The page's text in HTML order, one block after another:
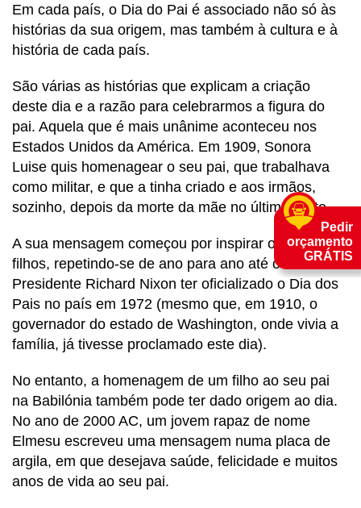
Em cada país, o Dia do Pai é associado não só às
histórias da sua origem, mas também à cultura e à
história de cada país.
São várias as histórias que explicam a criação
deste dia e a razão para celebrarmos a figura do
pai. Aquela que é mais unânime aconteceu nos
Estados Unidos da América. Em 1909, Sonora
Luise quis homenagear o seu pai, que trabalhava
como militar, e que a tinha criado e aos irmãos,
sozinho, depois da morte da mãe no último parto.
A sua mensagem começou por inspirar outros
filhos, repetindo-se de ano para ano até o
Presidente Richard Nixon ter oficializado o Dia dos
Pais no país em 1972 (mesmo que, em 1910, o
governador do estado de Washington, onde vivia a
família, já tivesse proclamado este dia).
No entanto, a homenagem de um filho ao seu pai
na Babilónia também pode ter dado origem ao dia.
No ano de 2000 AC, um jovem rapaz de nome
Elmesu escreveu uma mensagem numa placa de
argila, em que desejava saúde, felicidade e muitos
anos de vida ao seu pai.
Pedir
orçamento
GRÁTIS